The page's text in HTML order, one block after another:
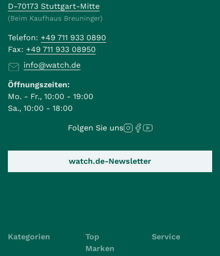
D-70173 Stuttgart-Mitte
(Beim Kaufhaus Breuninger)
Telefon: +49 711 933 0890
Fax: +49 711 933 08950
info@watch.de
Öffnungszeiten:
Mo. - Fr., 10:00 - 19:00
Sa., 10:00 - 18:00
Folgen Sie uns
watch.de-Newsletter
Kategorien
Top
Marken
Service